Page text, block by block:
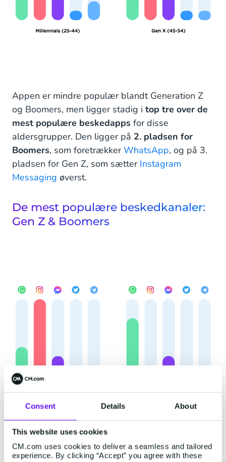
Consent Details About
This website uses cookies
CM.com uses cookies to deliver a seamless and tailored
experience. By clicking “Accept” you agree with these
Appen er mindre populær blandt Generation Z
og Boomers, men ligger stadig i top tre over de
mest populære beskedapps for disse
aldersgrupper. Den ligger på 2. pladsen for
Boomers, som foretrækkerWhatsApp, og på 3.
pladsen for Gen Z, som sætter Instagram
Messaging øverst.
De mest populære beskedkanaler:
Gen Z & Boomers